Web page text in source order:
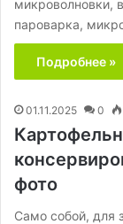
микроволновки,
пароварка,
Подробнее »
01.11.2025 0
фото
Само собой, для